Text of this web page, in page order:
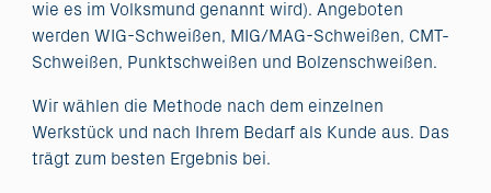
wie es im Volksmund genannt wird). Angeboten
werden WIG-Schweißen, MIG/MAG-Schweißen, CMT-
Schweißen, Punktschweißen und Bolzenschweißen.
Wir wählen die Methode nach dem einzelnen
Werkstück und nach Ihrem Bedarf als Kunde aus. Das
trägt zum besten Ergebnis bei.